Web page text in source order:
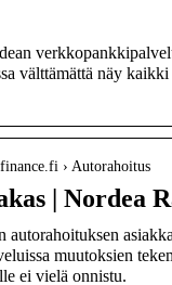
välttämättä näy
› Autorahoitus
| Nordea
autorahoituksen
muutoksien
ei vielä onnistu.